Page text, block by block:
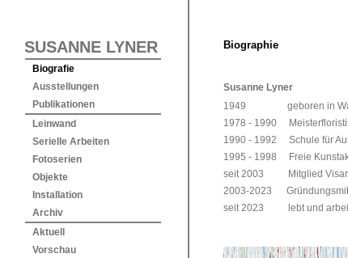
SUSANNE LYNER
Biografie
Ausstellungen
Publikationen
Leinwand
Serielle Arbeiten
Fotoserien
Objekte
Installation
Archiv
Aktuell
Vorschau
Biographie
Susanne Lyner
1949 geboren in Wald
1978 - 1990
1990 - 1992 Schule für
1995 - 1998 Freie
seit 2003 Mitglied
2003-2023
seit 2023 lebt und